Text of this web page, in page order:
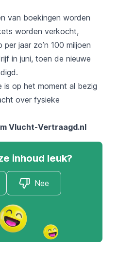
van boekingen worden
worden verkocht,
jaar zo’n 100 miljoen
in juni, toen de nieuwe
is op het moment al bezig
over fysieke
Vlucht-Vertraagd.nl
inhoud leuk?
Nee